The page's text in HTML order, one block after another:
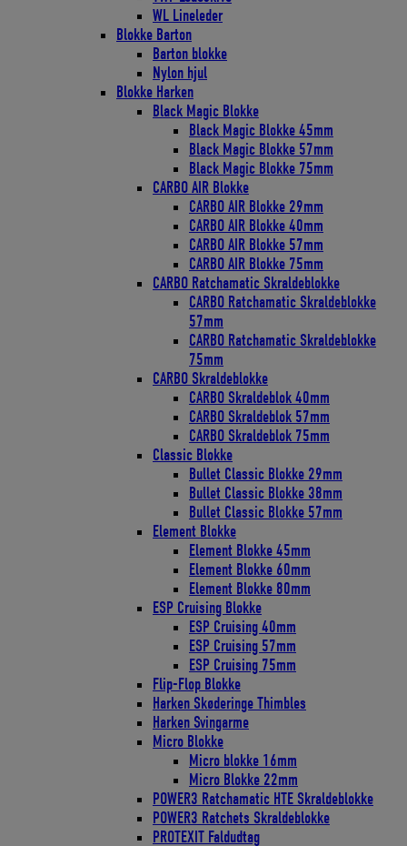
WL Lineleder
Blokke Barton
Barton blokke
Nylon hjul
Blokke Harken
Black Magic Blokke
Black Magic Blokke 45mm
Black Magic Blokke 57mm
Black Magic Blokke 75mm
CARBO AIR Blokke
CARBO AIR Blokke 29mm
CARBO AIR Blokke 40mm
CARBO AIR Blokke 57mm
CARBO AIR Blokke 75mm
CARBO Ratchamatic Skraldeblokke
CARBO Ratchamatic Skraldeblokke
57mm
CARBO Ratchamatic Skraldeblokke
75mm
CARBO Skraldeblokke
CARBO Skraldeblok 40mm
CARBO Skraldeblok 57mm
CARBO Skraldeblok 75mm
Classic Blokke
Bullet Classic Blokke 29mm
Bullet Classic Blokke 38mm
Bullet Classic Blokke 57mm
Element Blokke
Element Blokke 45mm
Element Blokke 60mm
Element Blokke 80mm
ESP Cruising Blokke
ESP Cruising 40mm
ESP Cruising 57mm
ESP Cruising 75mm
Flip-Flop Blokke
Harken Skøderinge Thimbles
Harken Svingarme
Micro Blokke
Micro blokke 16mm
Micro Blokke 22mm
POWER3 Ratchamatic HTE Skraldeblokke
POWER3 Ratchets Skraldeblokke
PROTEXIT Faldudtag